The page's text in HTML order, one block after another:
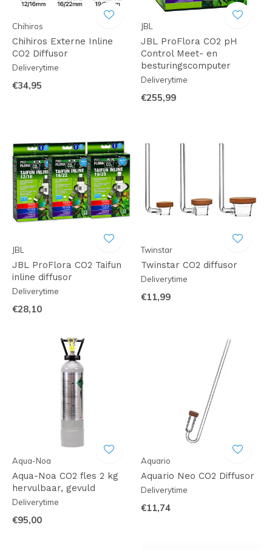
Chihiros
Chihiros Externe Inline
CO2 Diffusor
Deliverytime
€34,95
JBL
JBL ProFlora CO2 pH
Control Meet- en
besturingscomputer
Deliverytime
€255,99
JBL
JBL ProFlora CO2 Taifun
inline diffusor
Deliverytime
€28,10
Twinstar
Twinstar CO2 diffusor
Deliverytime
€11,99
Aqua-Noa
Aqua-Noa CO2 fles 2 kg
hervulbaar, gevuld
Deliverytime
€95,00
Aquario
Aquario Neo CO2 Diffusor
Deliverytime
€11,74